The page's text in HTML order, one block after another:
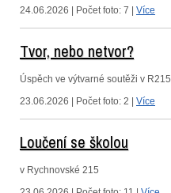
24.06.2026 | Počet foto: 7 | Více
Tvor, nebo netvor?
Úspěch ve výtvarné soutěži v R215
23.06.2026 | Počet foto: 2 | Více
Loučení se školou
v Rychnovské 215